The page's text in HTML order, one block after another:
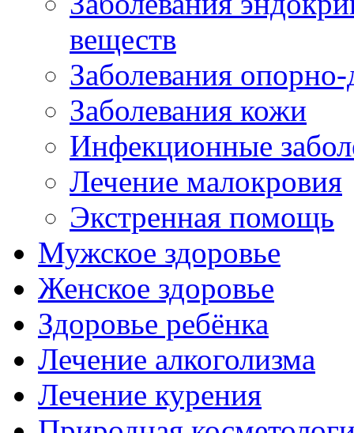
веществ
Заболевания опорно-
Заболевания кожи
Инфекционные
Лечение малокровия
Экстренная помощь
Мужское здоровье
Женское здоровье
Здоровье ребёнка
Лечение алкоголизма
Лечение курения